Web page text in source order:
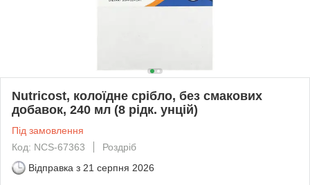
Nutricost, колоїдне срібло, без смакових
добавок, 240 мл (8 рідк. унцій)
Під замовлення
Код: NCS-67363
Роздріб
Відправка з 21 серпня 2026